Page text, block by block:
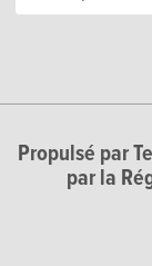
Propulsé par
par la